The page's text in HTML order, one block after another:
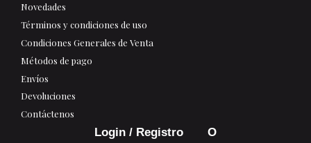
Novedades
Términos y condiciones de uso
Condiciones Generales de Venta
Métodos de pago
Envíos
Devoluciones
Contáctenos
Login / Registro